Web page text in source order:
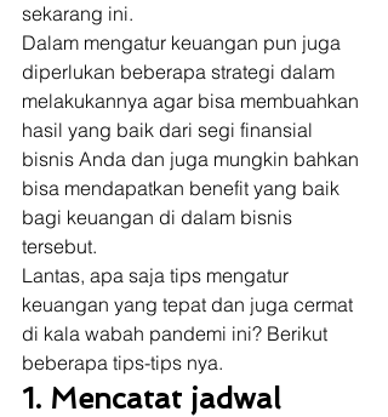
sekarang ini.
Dalam mengatur keuangan pun juga
diperlukan beberapa strategi dalam
melakukannya agar bisa membuahkan
hasil yang baik dari segi finansial
bisnis Anda dan juga mungkin bahkan
bisa mendapatkan benefit yang baik
bagi keuangan di dalam bisnis
tersebut.
Lantas, apa saja tips mengatur
keuangan yang tepat dan juga cermat
di kala wabah pandemi ini? Berikut
beberapa tips-tips nya.
1. Mencatat jadwal